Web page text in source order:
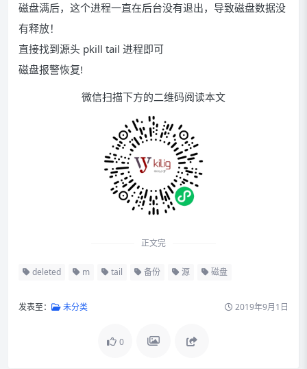
磁盘满后，这个进程一直在后台没有退出，导致磁盘数据没
有释放！
直接找到源头 pkill tail 进程即可
磁盘报警恢复!
微信扫描下方的二维码阅读本文
正文完
deleted m tail 备份 源 磁盘
发表至： 未分类 2019年9月1日
0